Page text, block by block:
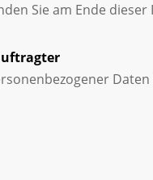
Sie am Ende
Daten